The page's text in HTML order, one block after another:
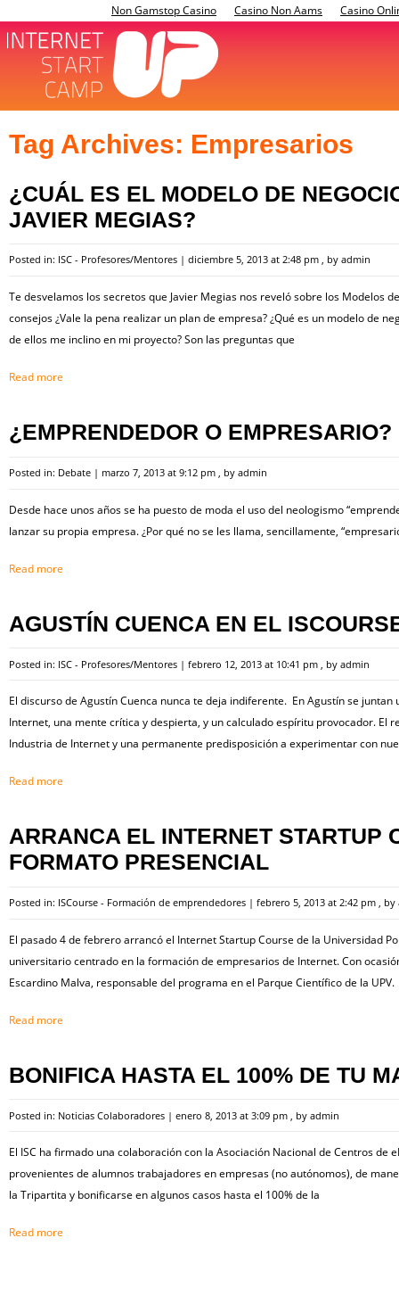
Non Gamstop Casino Casino Non Aams Casino
Tag Archives: Empresarios
¿CUÁL ES EL MODELO DE
JAVIER MEGIAS?
Posted in: ISC - Profesores/Mentores | diciembre 5, 2013 at 2:48 pm , by admin
Te desvelamos los secretos que Javier Megias nos reveló sobre los Modelos
consejos ¿Vale la pena realizar un plan de empresa? ¿Qué es un modelo de
de ellos me inclino en mi proyecto? Son las preguntas que
Read more
¿EMPRENDEDOR O EMPRESARIO?
Posted in: Debate | marzo 7, 2013 at 9:12 pm , by admin
Desde hace unos años se ha puesto de moda el uso del neologismo
lanzar su propia empresa. ¿Por qué no se les llama, sencillamente,
Read more
AGUSTÍN CUENCA EN EL
Posted in: ISC - Profesores/Mentores | febrero 12, 2013 at 10:41 pm , by admin
El discurso de Agustín Cuenca nunca te deja indiferente. En Agustín se
Internet, una mente crítica y despierta, y un calculado espíritu provocador. El
Industria de Internet y una permanente predisposición a experimentar con
Read more
ARRANCA EL INTERNET STARTUP
FORMATO PRESENCIAL
Posted in: ISCourse - Formación de emprendedores | febrero 5, 2013 at 2:42 pm , by
El pasado 4 de febrero arrancó el Internet Startup Course de la Universidad
universitario centrado en la formación de empresarios de Internet. Con
Escardino Malva, responsable del programa en el Parque Científico de la UPV.
Read more
BONIFICA HASTA EL 100% DE TU
Posted in: Noticias Colaboradores | enero 8, 2013 at 3:09 pm , by admin
El ISC ha firmado una colaboración con la Asociación Nacional de Centros
provenientes de alumnos trabajadores en empresas (no autónomos), de
la Tripartita y bonificarse en algunos casos hasta el 100% de la
Read more